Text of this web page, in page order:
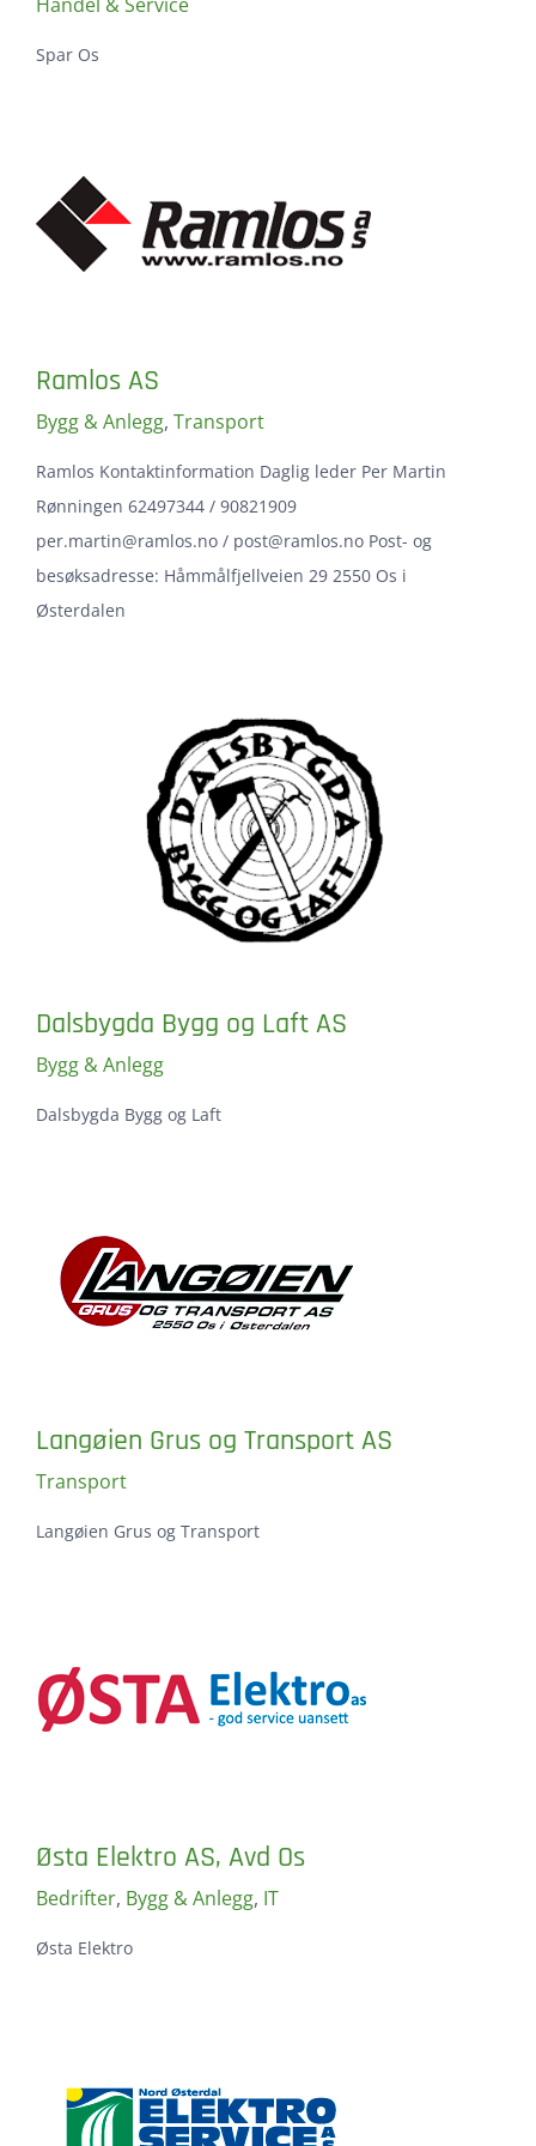
Spar Os
Ramlos AS
Bygg & Anlegg, Transport
Ramlos Kontaktinformation Daglig leder Per Martin
Rønningen 62497344 / 90821909
per.martin@ramlos.no / post@ramlos.no Post- og
besøksadresse: Håmmålfjellveien 29 2550 Os i
Østerdalen
Dalsbygda Bygg og Laft AS
Bygg & Anlegg
Dalsbygda Bygg og Laft
Langøien Grus og Transport AS
Transport
Langøien Grus og Transport
Østa Elektro AS, Avd Os
Bedrifter, Bygg & Anlegg, IT
Østa Elektro